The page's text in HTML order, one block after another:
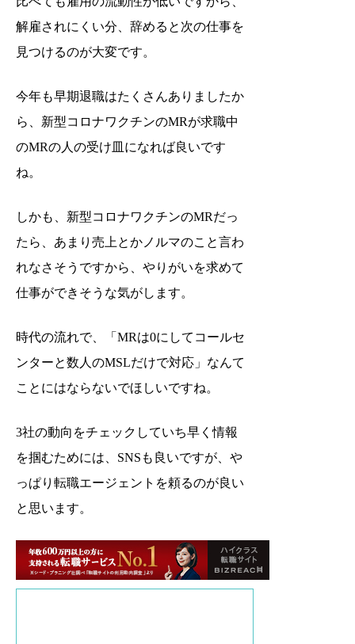
解雇されにくい分、辞めると次の仕事を
見つけるのが大変です。
今年も早期退職はたくさんありましたか
ら、新型コロナワクチンのMRが求職中
のMRの人の受け皿になれば良いです
ね。
しかも、新型コロナワクチンのMRだっ
たら、あまり売上とかノルマのこと言わ
れなさそうですから、やりがいを求めて
仕事ができそうな気がします。
時代の流れで、「MRは0にしてコールセ
ンターと数人のMSLだけで対応」なんて
ことにはならないでほしいですね。
3社の動向をチェックしていち早く情報
を掴むためには、SNSも良いですが、や
っぱり転職エージェントを頼るのが良い
と思います。